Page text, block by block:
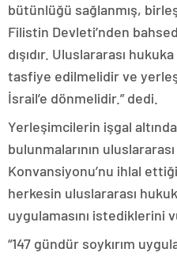
bütünlüğü sağlanmış,
Filistin Devleti’nden
dışıdır. Uluslararası
tasfiye edilmelidir ve
İsrail’e dönmelidir.” dedi.
Yerleşimcilerin işgal
bulunmalarının
Konvansiyonu’nu ihlal
herkesin uluslararası
uygulamasını istediklerini
“147 gündür soykırım